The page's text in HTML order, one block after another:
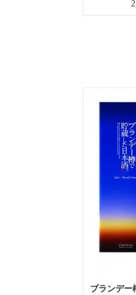
ブランデー